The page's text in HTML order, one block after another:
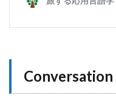
Conversation